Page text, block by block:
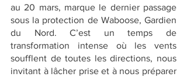
au 20 mars, marque le dernier passage
sous la protection de Waboose, Gardien
du Nord. C’est un temps de
transformation intense où les vents
soufflent de toutes les directions, nous
invitant à lâcher prise et à nous préparer